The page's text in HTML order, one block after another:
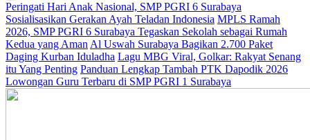
Peringati Hari Anak Nasional, SMP PGRI 6 Surabaya
Sosialisasikan Gerakan Ayah Teladan Indonesia MPLS Ramah
2026, SMP PGRI 6 Surabaya Tegaskan Sekolah sebagai Rumah
Kedua yang Aman Al Uswah Surabaya Bagikan 2.700 Paket
Daging Kurban Iduladha Lagu MBG Viral, Golkar: Rakyat Senang
itu Yang Penting Panduan Lengkap Tambah PTK Dapodik 2026
Lowongan Guru Terbaru di SMP PGRI 1 Surabaya